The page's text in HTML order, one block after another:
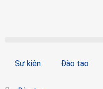
Sự kiện Đào tạo